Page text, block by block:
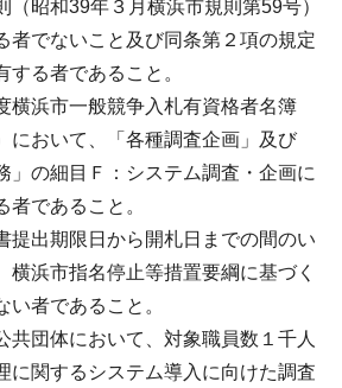
（昭和39年３月横浜市規則第59号）
者でないこと及び同条第２項の規定
する者であること。
横浜市一般競争入札有資格者名簿
において、「各種調査企画」及び
」の細目Ｆ：システム調査・企画に
であること。
提出期限日から開札日までの間のい
横浜市指名停止等措置要綱に基づく
者であること。
共団体において、対象職員数１千人
に関するシステム導入に向けた調査